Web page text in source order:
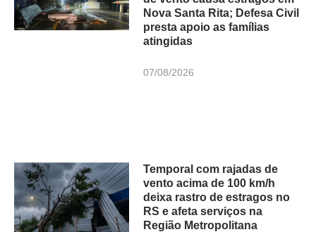
Nova Santa Rita; Defesa Civil
presta apoio as famílias
atingidas
07/08/2026
Temporal com rajadas de
vento acima de 100 km/h
deixa rastro de estragos no
RS e afeta serviços na
Região Metropolitana